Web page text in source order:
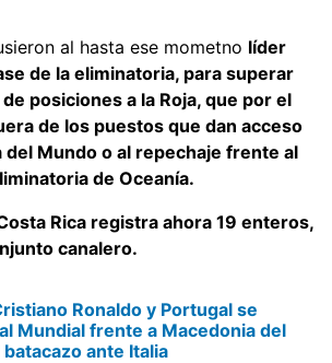
al hasta ese mometno líder
de la eliminatoria, para superar
posiciones a la Roja, que por el
de los puestos que dan acceso
del Mundo o al repechaje frente al
de Oceanía.
Rica registra ahora 19 enteros,
canalero.
Ronaldo y Portugal se
Mundial frente a Macedonia del
ante Italia